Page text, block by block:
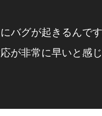
バグが起きるんで
が非常に早いと感じ